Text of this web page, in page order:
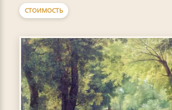
СТОИМОСТЬ